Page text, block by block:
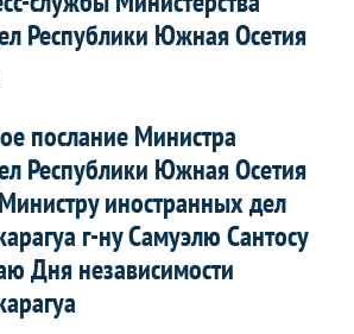
Республики Южная Осетия
послание Министра
Республики Южная Осетия
иностранных дел
г-ну Самуэлю Сантосу
Дня независимости